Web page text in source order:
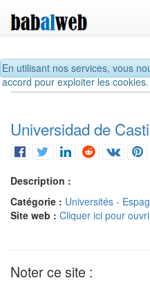
En utilisant nos services, vous
accord pour exploiter les
Universidad de
Description :
Catégorie : Universités -
Site web : Cliquer ici pour
Noter ce site :